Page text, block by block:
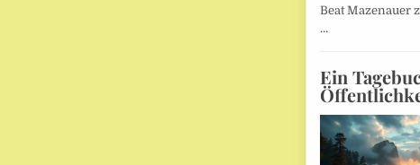
Beat Mazenauer
…
Ein